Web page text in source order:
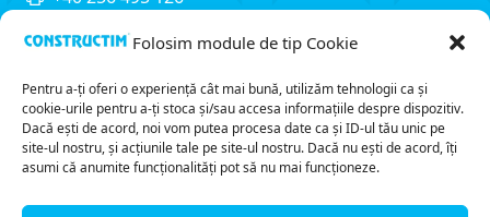
Folosim module de tip Cookie
Pentru a-ți oferi o experiență cât mai bună, utilizăm tehnologii ca și
cookie-urile pentru a-ți stoca și/sau accesa informațiile despre dispozitiv.
Dacă ești de acord, noi vom putea procesa date ca și ID-ul tău unic pe
site-ul nostru, și acțiunile tale pe site-ul nostru. Dacă nu ești de acord, îți
asumi că anumite funcționalități pot să nu mai funcționeze.
Navighează
Proiecte
Anunțuri
Servicii
Despre noi